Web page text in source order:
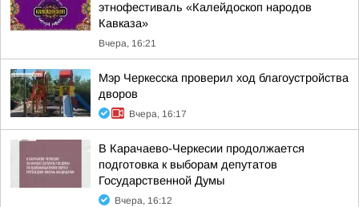
этнофестиваль «Калейдоскоп народов
Кавказа»
Вчера, 16:21
Мэр Черкесска проверил ход благоустройства
дворов
Вчера, 16:17
В Карачаево-Черкесии продолжается
подготовка к выборам депутатов
Государственной Думы
Вчера, 16:12